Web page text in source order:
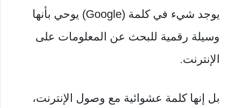
يوجد شيء في كلمة (Google) يوحي بأنها
وسيلة رقمية للبحث عن المعلومات على
الإنترنت.
بل إنها كلمة عشوائية مع وصول الإنترنت،